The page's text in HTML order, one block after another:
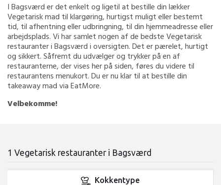
I Bagsværd er det enkelt og ligetil at bestille din lækker
Vegetarisk mad til klargøring, hurtigst muligt eller bestemt
tid, til afhentning eller udbringning, til din hjemmeadresse eller
arbejdsplads. Vi har samlet nogen af de bedste Vegetarisk
restauranter i Bagsværd i oversigten. Det er pærelet, hurtigt
og sikkert. Såfremt du udvælger og trykker på en af
restauranterne, der vises her på siden, føres du videre til
restaurantens menukort. Du er nu klar til at bestille din
takeaway mad via EatMore.
Velbekomme!
1 Vegetarisk restauranter i Bagsværd
Kokkentype